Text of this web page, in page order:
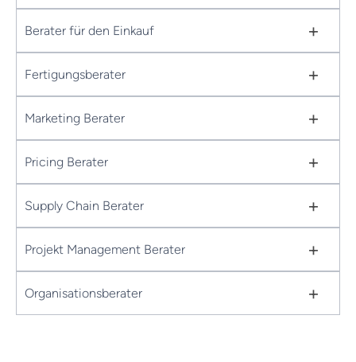
Berater für den Einkauf +
Fertigungsberater +
Marketing Berater +
Pricing Berater +
Supply Chain Berater +
Projekt Management Berater +
Organisationsberater +